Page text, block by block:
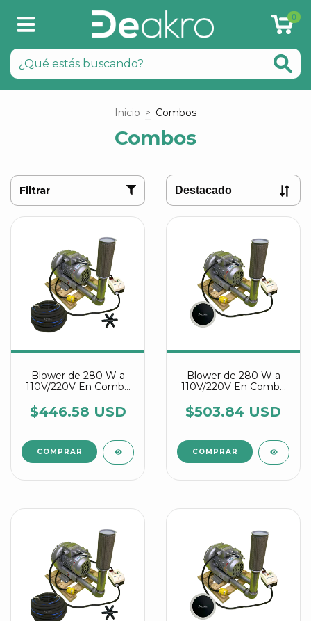
0
Inicio > Combos
Combos
Filtrar
Blower de 280 W a
110V/220V En Combo
Difusora Agrair
$446.58 USD
Blower de 280 W a
110V/220V En Combo
Agrair
$503.84 USD